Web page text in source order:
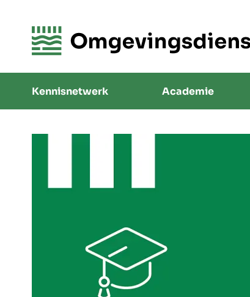
Kennisnetwerk Academie